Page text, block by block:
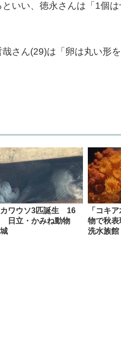
いい、徳永さんは「1個
さん(29)は「卵は丸い形
カワウソ3匹誕生 16
日立・かみね動物
「コキ
物で秋
洗水族館